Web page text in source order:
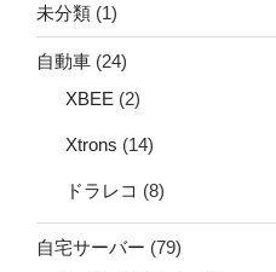
未分類 (1)
自動車 (24)
XBEE (2)
Xtrons (14)
ドラレコ (8)
自宅サーバー (79)